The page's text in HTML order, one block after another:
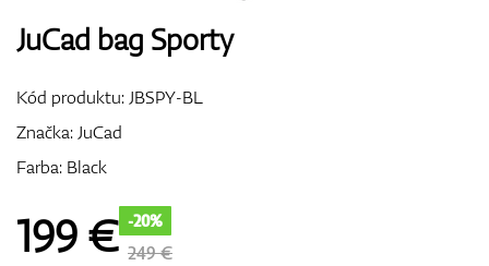
JuCad bag Sporty
Kód produktu:JBSPY-BL
Značka:JuCad
Farba: Black
199€ -20%
249 €